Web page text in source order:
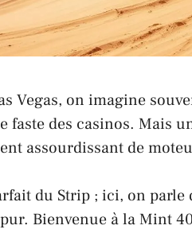
Vegas, on imagine
faste des casinos. Mais
assourdissant de
du Strip ; ici, on parle
Bienvenue à laMint